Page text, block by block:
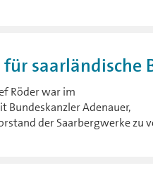
saarländische
Röder war im
Adenauer,
der Saarbergwerke zu